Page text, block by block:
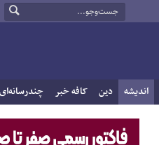
اندیشه دین کافه خبر چندرسانه‌ای